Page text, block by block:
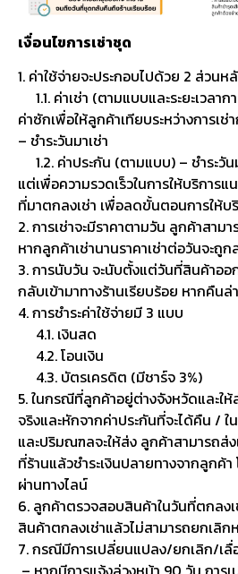
เงื่อนไขการเช่าชุด
1. ค่าใช้จ่ายจะประกอบไปด้วย 2 ส่วนห
1.1. ค่าเช่า (ตามแบบและระยะเวลา
ค่าซักเพื่อให้ลูกค้าเทียบระหว่างการเ
– ชำระวันมาเช่า
1.2. ค่าประกัน (ตามแบบ) – ชำระวั
แต่เพื่อความรวดเร็วในการให้บริการแ
ที่มาตกลงเช่า เพื่อลดขั้นตอนการให้บ
2. การเช่าจะมีราคาตามวัน ลูกค้าสามา
หากลูกค้าเช่านานราคาเช่าต่อวันจะถูก
3. การนับวัน จะนับตั้งแต่วันที่สินค้าออ
กลับเข้ามาทางร้านเรียบร้อย หากคืนล่
4. การชำระค่าใช้จ่ายมี 3 แบบ
4.1. เงินสด
4.2. โอนเงิน
4.3. บัตรเครดิต (มีชาร์จ 3%)
5. ในกรณีที่ลูกค้าอยู่ต่างจังหวัดและใ
จริงและหักจากค่าประกันที่จะได้คืน /
และปริมณฑลจะให้ส่ง ลูกค้าสามารถส่ง
ที่ร้านแล้วชำระเงินปลายทางจากลูก
ผ่านทางไลน์
6. ลูกค้าตรวจสอบสินค้าในวันที่ตกลงเ
สินค้าตกลงเช่าแล้วไม่สามารถยกเลิ
7. กรณีมีการเปลี่ยนแปลง/ยกเลิก/เลื่